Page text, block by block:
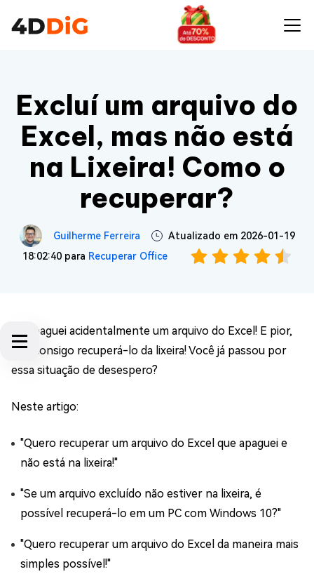
Excluí um arquivo do
Excel, mas não está
na Lixeira! Como o
recuperar?
Guilherme Ferreira
Atualizado em 2026-01-19
18:02:40 para Recuperar Office
Eu apaguei acidentalmente um arquivo do Excel! E pior,
não consigo recuperá-lo da lixeira! Você já passou por
essa situação de desespero?
Neste artigo:
"Quero recuperar um arquivo do Excel que apaguei e
não está na lixeira!"
"Se um arquivo excluído não estiver na lixeira, é
possível recuperá-lo em um PC com Windows 10?"
"Quero recuperar um arquivo do Excel da maneira mais
simples possível!"